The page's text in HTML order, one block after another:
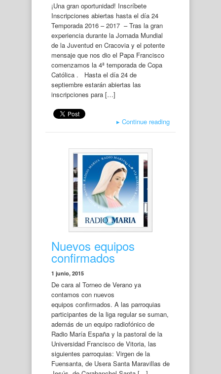
¡Una gran oportunidad! Inscríbete
Inscripciones abiertas hasta el día 24
Temporada 2016 – 2017 – Tras la gran
experiencia durante la Jornada Mundial
de la Juventud en Cracovia y el potente
mensaje que nos dio el Papa Francisco
comenzamos la 4ª temporada de Copa
Católica . Hasta el día 24 de
septiembre estarán abiertas las
inscripciones para […]
▸ Continue reading
Nuevos equipos
confirmados
1 junio, 2015
De cara al Torneo de Verano ya
contamos con nuevos
equipos confirmados. A las parroquias
participantes de la liga regular se suman,
además de un equipo radiofónico de
Radio María España y la pastoral de la
Universidad Francisco de Vitoria, las
siguientes parroquias: Virgen de la
Fuensanta, de Usera Santa Maravillas de